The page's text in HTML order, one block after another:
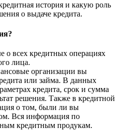
история и какую роль
о выдаче кредита.
всех кредитных операциях
лица.
организации вы
или займа. В данных
кредита, срок и сумма
решения. Также в кредитной
о том, были ли вы
Вся информация по
кредитным продукам.